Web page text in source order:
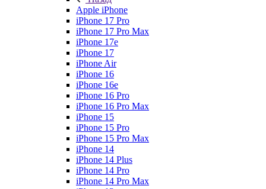
Apple iPhone
iPhone 17 Pro
iPhone 17 Pro Max
iPhone 17e
iPhone 17
iPhone Air
iPhone 16
iPhone 16e
iPhone 16 Pro
iPhone 16 Pro Max
iPhone 15
iPhone 15 Pro
iPhone 15 Pro Max
iPhone 14
iPhone 14 Plus
iPhone 14 Pro
iPhone 14 Pro Max